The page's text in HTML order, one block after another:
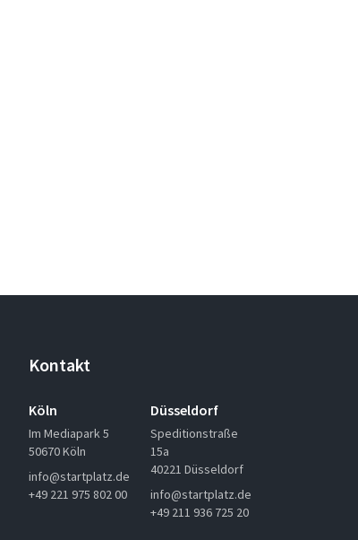
Kontakt
Köln
Im Mediapark 5
50670 Köln
info@startplatz.de
+49 221 975 802 00
Düsseldorf
Speditionstraße
15a
40221 Düsseldorf
info@startplatz.de
+49 211 936 725 20